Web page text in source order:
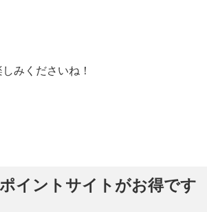
みくださいね！
イントサイトがお得です